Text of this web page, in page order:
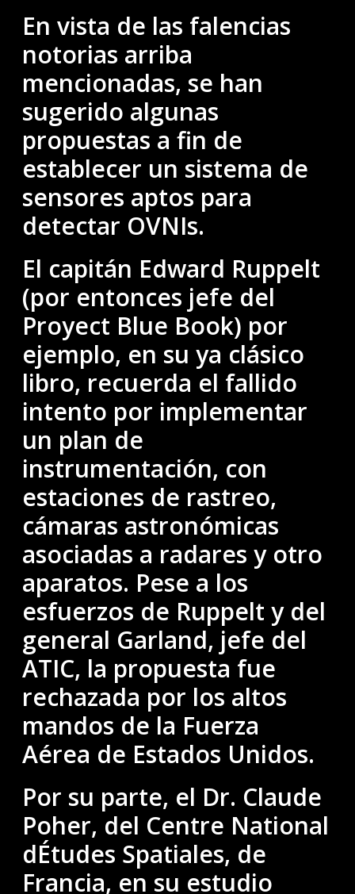
En vista de las falencias
notorias arriba
mencionadas, se han
sugerido algunas
propuestas a fin de
establecer un sistema de
sensores aptos para
detectar OVNIs.
El capitán Edward Ruppelt
(por entonces jefe del
Proyect Blue Book) por
ejemplo, en su ya clásico
libro, recuerda el fallido
intento por implementar
un plan de
instrumentación, con
estaciones de rastreo,
cámaras astronómicas
asociadas a radares y otro
aparatos. Pese a los
esfuerzos de Ruppelt y del
general Garland, jefe del
ATIC, la propuesta fue
rechazada por los altos
mandos de la Fuerza
Aérea de Estados Unidos.
Por su parte, el Dr. Claude
Poher, del Centre National
dÉtudes Spatiales, de
Francia, en su estudio